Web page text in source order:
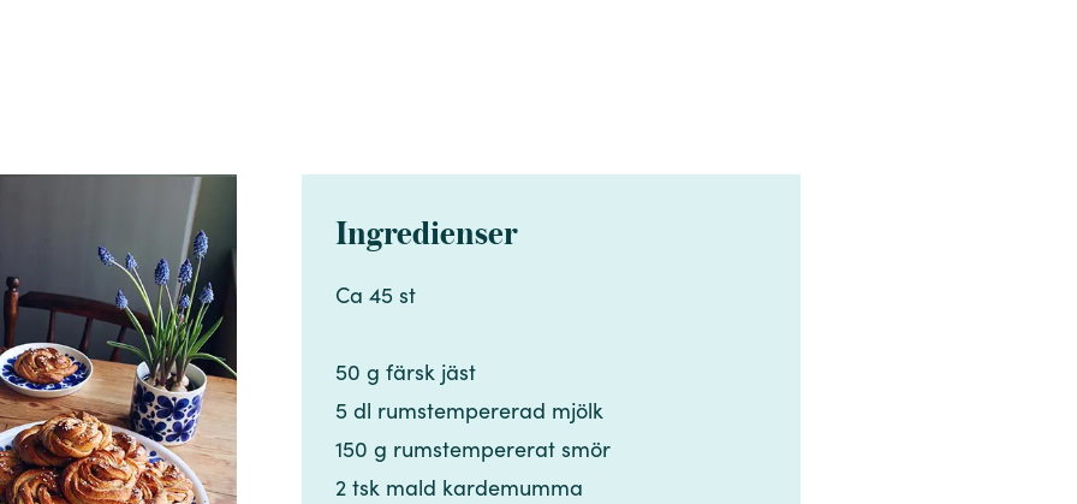
Ingredienser
Ca 45 st​​​​‌ ‍ ​‍​‍‌‍ ‌ ​‍‌‍‍‌‌‍‌ ‌‍‍‌‌‍ ‍​‍​‍​ ‍‍​‍​‍‌ ​ ‌‍​‌‌‍ ‍‌‍‍‌‌ ‌​‌ ‍‌​‍ ‍‌‍‍‌‌‍ ​‍​‍​‍ ​​‍​‍‌‍‍​‌ ​‍‌‍‌‌‌‍‌‍​‍​‍​ ‍‍​‍​‍‌‍‍​‌ ‌​‌ ‌​‌ ​​‌ ​ ​ ‍‍​‍ ​‍ ‌‍​ ‌‍ ‌‌ ​ ​‍ ‍‌‍​ ‌‍‌‌‌ ​‍‌ ‌‍‌‍‌‌‌ ​‍‌‍​‌​‍ ‍‌ ​ ‌‍‌‌​‍ ‌ ​​‌ ​‍‌‍ ‌‍‌​‌ ‌‌‌‍​ ‌ ‌​‌‍‍‌‌‍ ‌‍ ‍​‍ ‌‍‍‌‌‍ ‍‌ ‌​‌‍‌‌‌‍ ‍‌ ‌​​‍ ‌‍‌‌‌‍‌​‌‍‍‌‌ ‌​​‍ ‌‍ ‌‌‍ ‌‍‌​‌‍‌‌​ ‌‌ ​​‌ ​‍‌‍‌‌‌ ​ ‌‍‌‌‌‍ ‍‌ ‌​‌‍​‌‌ ‌​‌‍‍‌‌‍ ‌‍ ‍​ ‍ ‌‍‍‌‌‍‌​​ ‌‌‍​ ​ ‌​‌‍​‍​ ​ ​ ‍‌‌‍‌‍​ ‌ ‌‍​ ​‍ ‌​ ‌‌‌‍​‍​ ‌​​ ​‍​‍ ‌​ ‌​​ ‌‍​ ‌​​ ‌​​‍ ‌​ ‍‌​ ‌‌​ ​​​ ​‌​‍ ‌​ ‌ ‌‍‌​​ ‌‌​ ‌ ​ ‍​​ ​​​ ​‌‌‍‌​‌‍‌‌​ ‌‌​ ‌‍​ ‌‌​ ‍ ‌ ‌​‌ ‍‌‌ ​​‌‍‌‌​ ‌‌ ​​‌‍​‌‌‍‌ ‌‍‌‌​ ‍ ‌ ​​‌‍​‌‌ ‌​‌‍‍​​ ‌‌‍​‍‌‍ ​‌‍ ‌‍​ ‌‍‍ ‌ ​ ​‍‌‌​ ‌‌‌​​‍‌‌ ‌‍‍ ‌‍‌‌‌ ‍‌​‍‌‌​ ​ ‌​‌​​‍‌‌​ ​ ‌​‌​​‍‌‌​ ​‍​ ​‍​ ‌​​ ‌‌​ ‌ ‌‍​‍‌‍​‌​ ‌ ​ ​‍‌‍​ ​‍ ‌​ ‍​‌‍‌‍​ ​ ‌‍​‍​‍ ‌​ ‌​​ ‌‍​ ‌ ​ ​​​‍ ‌​ ‍​​ ​‍‌‍‌​​ ​​​‍ ‌‌‍‌​​ ​​​ ‌‍​ ​‍​ ​​‌‍‌‍‌‍‌‌​ ​​​ ‌‌​ ​ ​ ​ ​ ​‍​‍‌‌​ ​‍​ ​‍​‍‌‌​ ‌‌‌​‌​​‍ ‍‌‍​ ‌‍ ‌‍ ​‌ ‌‌‌‍ ‌‌‍ ‍‌ ​ ​‍‌‌​ ‌‌‌​​‍‌‌ ‌‍‍ ‌‍‌‌‌ ‍‌​‍‌‌​ ​ ‌​‌​​‍‌‌​ ​ ‌​‌​​‍‌‌​ ​‍​ ​‍​ ​ ​ ‌​‌‍​‍​ ​‍​ ​‌​ ​​​ ‌‍‌‍‌‍​ ‍‌​ ‌‌‌‍‌‍‌‍‌​​‍‌‌​ ​‍​ ​‍​‍‌‌​ ‌‌‌​‌​​‍ ‍‌‍‍‌‌ ‌​‌‍‌‌‌‍ ‌‌ ​ ​‍‌‌​ ‌‌‌​​‍​ ​​​‍‌‌​ ‌‌‌​‌​​ ‌‍​‍‌‍​‌‌ ​ ‌‍‌‌‌‌‌‌‌ ​‍‌‍ ​​ ‌‌‍‍​‌ ‌​‌ ‌​‌ ​​‌ ​ ​‍‌‌​ ​ ‌​​‌​‍‌‌​ ​‍‌​‌‍​‍‌‌​ ​‍‌​‌‍‌‍​ ‌‍ ‌‌ ​ ​‍ ‍‌‍​ ‌‍‌‌‌ ​‍‌ ‌‍‌‍‌‌‌ ​‍‌‍​‌​‍ ‍‌ ​ ‌‍‌‌​‍‌‍‌‍‍‌‌‍‌​​ ‌‌‍​ ​ ‌​‌‍​‍​ ​ ​ ‍‌‌‍‌‍​ ‌ ‌‍​ ​‍ ‌​ ‌‌‌‍​‍​ ‌​​ ​‍​‍ ‌​ ‌​​ ‌‍​ ‌​​ ‌​​‍ ‌​ ‍‌​ ‌‌​ ​​​ ​‌​‍ ‌​ ‌ ‌‍‌​​ ‌‌​ ‌ ​ ‍​​ ​​​ ​‌‌‍‌​‌‍‌‌​ ‌‌​ ‌‍​ ‌‌​‍‌‍‌ ‌​‌ ‍‌‌ ​​‌‍‌‌​ ‌‌ ​​‌‍​‌‌‍‌ ‌‍‌‌​‍‌‍‌ ​​‌‍​‌‌ ‌​‌‍‍​​ ‌‌‍​‍‌‍ ​‌‍ ‌‍​ ‌‍‍ ‌ ​ ​‍‌‌​ ‌‌‌​​‍‌‌ ‌‍‍ ‌‍‌‌‌ ‍‌​‍‌‌​ ​ ‌​‌​​‍‌‌​ ​ ‌​‌​​‍‌‌​ ​‍​ ​‍​ ‌​​ ‌‌​ ‌ ‌‍​‍‌‍​‌​ ‌ ​ ​‍‌‍​ ​‍ ‌​ ‍​‌‍‌‍​ ​ ‌‍​‍​‍ ‌​ ‌​​ ‌‍​ ‌ ​ ​​​‍ ‌​ ‍​​ ​‍‌‍‌​​ ​​​‍ ‌‌‍‌​​ ​​​ ‌‍​ ​‍​ ​​‌‍‌‍‌‍‌‌​ ​​​ ‌‌​ ​ ​ ​ ​ ​‍​‍‌‌​ ​‍​ ​‍​‍‌‌​ ‌‌‌​‌​​‍ ‍‌‍​ ‌‍ ‌‍ ​‌ ‌‌‌‍ ‌‌‍ ‍‌ ​ ​‍‌‌​ ‌‌‌​​‍‌‌ ‌‍‍ ‌‍‌‌‌ ‍‌​‍‌‌​ ​ ‌​‌​​‍‌‌​ ​ ‌​‌​​‍‌‌​ ​‍​ ​‍​ ​ ​ ‌​‌‍​‍​ ​‍​ ​‌​ ​​​ ‌‍‌‍‌‍​ ‍‌​ ‌‌‌‍‌‍‌‍‌​​‍‌‌​ ​‍​ ​‍​‍‌‌​ ‌‌‌​‌​​‍ ‍‌‍‍‌‌ ‌​‌‍‌‌‌‍ ‌‌ ​ ​‍‌‌​ ‌‌‌​​‍​ ​​​‍‌‌​ ‌‌‌​‌​​‍‌‍‌ ‌ ‌‍ ‌ ​‍‌‍‍ ‌ ​ ‌ ​​‌‍​‌‌‍​ ‌‍‌‌​ ‌‌ ​​‌ ​‍‌‍ ‌‍‌​‌ ‌‌‌‍​ ‌ ‌​‌‍‍‌‌‍ ‌‍ ‍​‍‌‍‌ ​​‌‍‌‌‌ ​‍‌ ​ ‌ ​​‌‍‌‌‌‍​ ‌ ‌​‌‍‍‌‌ ‌‍‌‍‌‌​ ‌‌ ​​‌ ‌‌‌‍​‍‌‍ ​‌‍‍‌‌ ​ ‌‍‍​‌‍‌‌‌‍‌​​‍​‍‌ ‌
50 g färsk jäst​​​​‌ ‍ ​‍​‍‌‍ ‌ ​‍‌‍‍‌‌‍‌ ‌‍‍‌‌‍ ‍​‍​‍​ ‍‍​‍​‍‌ ​ ‌‍​‌‌‍ ‍‌‍‍‌‌ ‌​‌ ‍‌​‍ ‍‌‍‍‌‌‍ ​‍​‍​‍ ​​‍​‍‌‍‍​‌ ​‍‌‍‌‌‌‍‌‍​‍​‍​ ‍‍​‍​‍‌‍‍​‌ ‌​‌ ‌​‌ ​​‌ ​ ​ ‍‍​‍ ​‍ ‌‍​ ‌‍ ‌‌ ​ ​‍ ‍‌‍​ ‌‍‌‌‌ ​‍‌ ‌‍‌‍‌‌‌ ​‍‌‍​‌​‍ ‍‌ ​ ‌‍‌‌​‍ ‌ ​​‌ ​‍‌‍ ‌‍‌​‌ ‌‌‌‍​ ‌ ‌​‌‍‍‌‌‍ ‌‍ ‍​‍ ‌‍‍‌‌‍ ‍‌ ‌​‌‍‌‌‌‍ ‍‌ ‌​​‍ ‌‍‌‌‌‍‌​‌‍‍‌‌ ‌​​‍ ‌‍ ‌‌‍ ‌‍‌​‌‍‌‌​ ‌‌ ​​‌ ​‍‌‍‌‌‌ ​ ‌‍‌‌‌‍ ‍‌ ‌​‌‍​‌‌ ‌​‌‍‍‌‌‍ ‌‍ ‍​ ‍ ‌‍‍‌‌‍‌​​ ‌‌‍​ ​ ‌​‌‍​‍​ ​ ​ ‍‌‌‍‌‍​ ‌ ‌‍​ ​‍ ‌​ ‌‌‌‍​‍​ ‌​​ ​‍​‍ ‌​ ‌​​ ‌‍​ ‌​​ ‌​​‍ ‌​ ‍‌​ ‌‌​ ​​​ ​‌​‍ ‌​ ‌ ‌‍‌​​ ‌‌​ ‌ ​ ‍​​ ​​​ ​‌‌‍‌​‌‍‌‌​ ‌‌​ ‌‍​ ‌‌​ ‍ ‌ ‌​‌ ‍‌‌ ​​‌‍‌‌​ ‌‌ ​​‌‍​‌‌‍‌ ‌‍‌‌​ ‍ ‌ ​​‌‍​‌‌ ‌​‌‍‍​​ ‌‌‍​‍‌‍ ​‌‍ ‌‍​ ‌‍‍ ‌ ​ ​‍‌‌​ ‌‌‌​​‍‌‌ ‌‍‍ ‌‍‌‌‌ ‍‌​‍‌‌​ ​ ‌​‌​​‍‌‌​ ​ ‌​‌​​‍‌‌​ ​‍​ ​‍​ ‌​​ ‌‌​ ‌ ‌‍​‍‌‍​‌​ ‌ ​ ​‍‌‍​ ​‍ ‌​ ‍​‌‍‌‍​ ​ ‌‍​‍​‍ ‌​ ‌​​ ‌‍​ ‌ ​ ​​​‍ ‌​ ‍​​ ​‍‌‍‌​​ ​​​‍ ‌‌‍‌​​ ​​​ ‌‍​ ​‍​ ​​‌‍‌‍‌‍‌‌​ ​​​ ‌‌​ ​ ​ ​ ​ ​‍​‍‌‌​ ​‍​ ​‍​‍‌‌​ ‌‌‌​‌​​‍ ‍‌‍​ ‌‍ ‌‍ ​‌ ‌‌‌‍ ‌‌‍ ‍‌ ​ ​‍‌‌​ ‌‌‌​​‍‌‌ ‌‍‍ ‌‍‌‌‌ ‍‌​‍‌‌​ ​ ‌​‌​​‍‌‌​ ​ ‌​‌​​‍‌‌​ ​‍​ ​‍​ ​ ​ ‌​‌‍​‍​ ​‍​ ​‌​ ​​​ ‌‍‌‍‌‍​ ‍‌​ ‌‌‌‍‌‍‌‍‌​​‍‌‌​ ​‍​ ​‍​‍‌‌​ ‌‌‌​‌​​‍ ‍‌‍‍‌‌ ‌​‌‍‌‌‌‍ ‌‌ ​ ​‍‌‌​ ‌‌‌​​‍​ ​‍​‍‌‌​ ‌‌‌​‌​​ ‌‍​‍‌‍​‌‌ ​ ‌‍‌‌‌‌‌‌‌ ​‍‌‍ ​​ ‌‌‍‍​‌ ‌​‌ ‌​‌ ​​‌ ​ ​‍‌‌​ ​ ‌​​‌​‍‌‌​ ​‍‌​‌‍​‍‌‌​ ​‍‌​‌‍‌‍​ ‌‍ ‌‌ ​ ​‍ ‍‌‍​ ‌‍‌‌‌ ​‍‌ ‌‍‌‍‌‌‌ ​‍‌‍​‌​‍ ‍‌ ​ ‌‍‌‌​‍‌‍‌‍‍‌‌‍‌​​ ‌‌‍​ ​ ‌​‌‍​‍​ ​ ​ ‍‌‌‍‌‍​ ‌ ‌‍​ ​‍ ‌​ ‌‌‌‍​‍​ ‌​​ ​‍​‍ ‌​ ‌​​ ‌‍​ ‌​​ ‌​​‍ ‌​ ‍‌​ ‌‌​ ​​​ ​‌​‍ ‌​ ‌ ‌‍‌​​ ‌‌​ ‌ ​ ‍​​ ​​​ ​‌‌‍‌​‌‍‌‌​ ‌‌​ ‌‍​ ‌‌​‍‌‍‌ ‌​‌ ‍‌‌ ​​‌‍‌‌​ ‌‌ ​​‌‍​‌‌‍‌ ‌‍‌‌​‍‌‍‌ ​​‌‍​‌‌ ‌​‌‍‍​​ ‌‌‍​‍‌‍ ​‌‍ ‌‍​ ‌‍‍ ‌ ​ ​‍‌‌​ ‌‌‌​​‍‌‌ ‌‍‍ ‌‍‌‌‌ ‍‌​‍‌‌​ ​ ‌​‌​​‍‌‌​ ​ ‌​‌​​‍‌‌​ ​‍​ ​‍​ ‌​​ ‌‌​ ‌ ‌‍​‍‌‍​‌​ ‌ ​ ​‍‌‍​ ​‍ ‌​ ‍​‌‍‌‍​ ​ ‌‍​‍​‍ ‌​ ‌​​ ‌‍​ ‌ ​ ​​​‍ ‌​ ‍​​ ​‍‌‍‌​​ ​​​‍ ‌‌‍‌​​ ​​​ ‌‍​ ​‍​ ​​‌‍‌‍‌‍‌‌​ ​​​ ‌‌​ ​ ​ ​ ​ ​‍​‍‌‌​ ​‍​ ​‍​‍‌‌​ ‌‌‌​‌​​‍ ‍‌‍​ ‌‍ ‌‍ ​‌ ‌‌‌‍ ‌‌‍ ‍‌ ​ ​‍‌‌​ ‌‌‌​​‍‌‌ ‌‍‍ ‌‍‌‌‌ ‍‌​‍‌‌​ ​ ‌​‌​​‍‌‌​ ​ ‌​‌​​‍‌‌​ ​‍​ ​‍​ ​ ​ ‌​‌‍​‍​ ​‍​ ​‌​ ​​​ ‌‍‌‍‌‍​ ‍‌​ ‌‌‌‍‌‍‌‍‌​​‍‌‌​ ​‍​ ​‍​‍‌‌​ ‌‌‌​‌​​‍ ‍‌‍‍‌‌ ‌​‌‍‌‌‌‍ ‌‌ ​ ​‍‌‌​ ‌‌‌​​‍​ ​‍​‍‌‌​ ‌‌‌​‌​​‍‌‍‌ ‌ ‌‍ ‌ ​‍‌‍‍ ‌ ​ ‌ ​​‌‍​‌‌‍​ ‌‍‌‌​ ‌‌ ​​‌ ​‍‌‍ ‌‍‌​‌ ‌‌‌‍​ ‌ ‌​‌‍‍‌‌‍ ‌‍ ‍​‍‌‍‌ ​​‌‍‌‌‌ ​‍‌ ​ ‌ ​​‌‍‌‌‌‍​ ‌ ‌​‌‍‍‌‌ ‌‍‌‍‌‌​ ‌‌ ​​‌ ‌‌‌‍​‍‌‍ ​‌‍‍‌‌ ​ ‌‍‍​‌‍‌‌‌‍‌​​‍​‍‌ ‌
5 dl rumstempererad mjölk​​​​‌ ‍ ​‍​‍‌‍ ‌ ​‍‌‍‍‌‌‍‌ ‌‍‍‌‌‍ ‍​‍​‍​ ‍‍​‍​‍‌ ​ ‌‍​‌‌‍ ‍‌‍‍‌‌ ‌​‌ ‍‌​‍ ‍‌‍‍‌‌‍ ​‍​‍​‍ ​​‍​‍‌‍‍​‌ ​‍‌‍‌‌‌‍‌‍​‍​‍​ ‍‍​‍​‍‌‍‍​‌ ‌​‌ ‌​‌ ​​‌ ​ ​ ‍‍​‍ ​‍ ‌‍​ ‌‍ ‌‌ ​ ​‍ ‍‌‍​ ‌‍‌‌‌ ​‍‌ ‌‍‌‍‌‌‌ ​‍‌‍​‌​‍ ‍‌ ​ ‌‍‌‌​‍ ‌ ​​‌ ​‍‌‍ ‌‍‌​‌ ‌‌‌‍​ ‌ ‌​‌‍‍‌‌‍ ‌‍ ‍​‍ ‌‍‍‌‌‍ ‍‌ ‌​‌‍‌‌‌‍ ‍‌ ‌​​‍ ‌‍‌‌‌‍‌​‌‍‍‌‌ ‌​​‍ ‌‍ ‌‌‍ ‌‍‌​‌‍‌‌​ ‌‌ ​​‌ ​‍‌‍‌‌‌ ​ ‌‍‌‌‌‍ ‍‌ ‌​‌‍​‌‌ ‌​‌‍‍‌‌‍ ‌‍ ‍​ ‍ ‌‍‍‌‌‍‌​​ ‌‌‍​ ​ ‌​‌‍​‍​ ​ ​ ‍‌‌‍‌‍​ ‌ ‌‍​ ​‍ ‌​ ‌‌‌‍​‍​ ‌​​ ​‍​‍ ‌​ ‌​​ ‌‍​ ‌​​ ‌​​‍ ‌​ ‍‌​ ‌‌​ ​​​ ​‌​‍ ‌​ ‌ ‌‍‌​​ ‌‌​ ‌ ​ ‍​​ ​​​ ​‌‌‍‌​‌‍‌‌​ ‌‌​ ‌‍​ ‌‌​ ‍ ‌ ‌​‌ ‍‌‌ ​​‌‍‌‌​ ‌‌ ​​‌‍​‌‌‍‌ ‌‍‌‌​ ‍ ‌ ​​‌‍​‌‌ ‌​‌‍‍​​ ‌‌‍​‍‌‍ ​‌‍ ‌‍​ ‌‍‍ ‌ ​ ​‍‌‌​ ‌‌‌​​‍‌‌ ‌‍‍ ‌‍‌‌‌ ‍‌​‍‌‌​ ​ ‌​‌​​‍‌‌​ ​ ‌​‌​​‍‌‌​ ​‍​ ​‍​ ‌​​ ‌‌​ ‌ ‌‍​‍‌‍​‌​ ‌ ​ ​‍‌‍​ ​‍ ‌​ ‍​‌‍‌‍​ ​ ‌‍​‍​‍ ‌​ ‌​​ ‌‍​ ‌ ​ ​​​‍ ‌​ ‍​​ ​‍‌‍‌​​ ​​​‍ ‌‌‍‌​​ ​​​ ‌‍​ ​‍​ ​​‌‍‌‍‌‍‌‌​ ​​​ ‌‌​ ​ ​ ​ ​ ​‍​‍‌‌​ ​‍​ ​‍​‍‌‌​ ‌‌‌​‌​​‍ ‍‌‍​ ‌‍ ‌‍ ​‌ ‌‌‌‍ ‌‌‍ ‍‌ ​ ​‍‌‌​ ‌‌‌​​‍‌‌ ‌‍‍ ‌‍‌‌‌ ‍‌​‍‌‌​ ​ ‌​‌​​‍‌‌​ ​ ‌​‌​​‍‌‌​ ​‍​ ​‍​ ​ ​ ‌​‌‍​‍​ ​‍​ ​‌​ ​​​ ‌‍‌‍‌‍​ ‍‌​ ‌‌‌‍‌‍‌‍‌​​‍‌‌​ ​‍​ ​‍​‍‌‌​ ‌‌‌​‌​​‍ ‍‌‍‍‌‌ ‌​‌‍‌‌‌‍ ‌‌ ​ ​‍‌‌​ ‌‌‌​​‍​ ​ ​‍‌‌​ ‌‌‌​‌​​ ‌‍​‍‌‍​‌‌ ​ ‌‍‌‌‌‌‌‌‌ ​‍‌‍ ​​ ‌‌‍‍​‌ ‌​‌ ‌​‌ ​​‌ ​ ​‍‌‌​ ​ ‌​​‌​‍‌‌​ ​‍‌​‌‍​‍‌‌​ ​‍‌​‌‍‌‍​ ‌‍ ‌‌ ​ ​‍ ‍‌‍​ ‌‍‌‌‌ ​‍‌ ‌‍‌‍‌‌‌ ​‍‌‍​‌​‍ ‍‌ ​ ‌‍‌‌​‍‌‍‌‍‍‌‌‍‌​​ ‌‌‍​ ​ ‌​‌‍​‍​ ​ ​ ‍‌‌‍‌‍​ ‌ ‌‍​ ​‍ ‌​ ‌‌‌‍​‍​ ‌​​ ​‍​‍ ‌​ ‌​​ ‌‍​ ‌​​ ‌​​‍ ‌​ ‍‌​ ‌‌​ ​​​ ​‌​‍ ‌​ ‌ ‌‍‌​​ ‌‌​ ‌ ​ ‍​​ ​​​ ​‌‌‍‌​‌‍‌‌​ ‌‌​ ‌‍​ ‌‌​‍‌‍‌ ‌​‌ ‍‌‌ ​​‌‍‌‌​ ‌‌ ​​‌‍​‌‌‍‌ ‌‍‌‌​‍‌‍‌ ​​‌‍​‌‌ ‌​‌‍‍​​ ‌‌‍​‍‌‍ ​‌‍ ‌‍​ ‌‍‍ ‌ ​ ​‍‌‌​ ‌‌‌​​‍‌‌ ‌‍‍ ‌‍‌‌‌ ‍‌​‍‌‌​ ​ ‌​‌​​‍‌‌​ ​ ‌​‌​​‍‌‌​ ​‍​ ​‍​ ‌​​ ‌‌​ ‌ ‌‍​‍‌‍​‌​ ‌ ​ ​‍‌‍​ ​‍ ‌​ ‍​‌‍‌‍​ ​ ‌‍​‍​‍ ‌​ ‌​​ ‌‍​ ‌ ​ ​​​‍ ‌​ ‍​​ ​‍‌‍‌​​ ​​​‍ ‌‌‍‌​​ ​​​ ‌‍​ ​‍​ ​​‌‍‌‍‌‍‌‌​ ​​​ ‌‌​ ​ ​ ​ ​ ​‍​‍‌‌​ ​‍​ ​‍​‍‌‌​ ‌‌‌​‌​​‍ ‍‌‍​ ‌‍ ‌‍ ​‌ ‌‌‌‍ ‌‌‍ ‍‌ ​ ​‍‌‌​ ‌‌‌​​‍‌‌ ‌‍‍ ‌‍‌‌‌ ‍‌​‍‌‌​ ​ ‌​‌​​‍‌‌​ ​ ‌​‌​​‍‌‌​ ​‍​ ​‍​ ​ ​ ‌​‌‍​‍​ ​‍​ ​‌​ ​​​ ‌‍‌‍‌‍​ ‍‌​ ‌‌‌‍‌‍‌‍‌​​‍‌‌​ ​‍​ ​‍​‍‌‌​ ‌‌‌​‌​​‍ ‍‌‍‍‌‌ ‌​‌‍‌‌‌‍ ‌‌ ​ ​‍‌‌​ ‌‌‌​​‍​ ​ ​‍‌‌​ ‌‌‌​‌​​‍‌‍‌ ‌ ‌‍ ‌ ​‍‌‍‍ ‌ ​ ‌ ​​‌‍​‌‌‍​ ‌‍‌‌​ ‌‌ ​​‌ ​‍‌‍ ‌‍‌​‌ ‌‌‌‍​ ‌ ‌​‌‍‍‌‌‍ ‌‍ ‍​‍‌‍‌ ​​‌‍‌‌‌ ​‍‌ ​ ‌ ​​‌‍‌‌‌‍​ ‌ ‌​‌‍‍‌‌ ‌‍‌‍‌‌​ ‌‌ ​​‌ ‌‌‌‍​‍‌‍ ​‌‍‍‌‌ ​ ‌‍‍​‌‍‌‌‌‍‌​​‍​‍‌ ‌
150 g rumstempererat smör​​​​‌ ‍ ​‍​‍‌‍ ‌ ​‍‌‍‍‌‌‍‌ ‌‍‍‌‌‍ ‍​‍​‍​ ‍‍​‍​‍‌ ​ ‌‍​‌‌‍ ‍‌‍‍‌‌ ‌​‌ ‍‌​‍ ‍‌‍‍‌‌‍ ​‍​‍​‍ ​​‍​‍‌‍‍​‌ ​‍‌‍‌‌‌‍‌‍​‍​‍​ ‍‍​‍​‍‌‍‍​‌ ‌​‌ ‌​‌ ​​‌ ​ ​ ‍‍​‍ ​‍ ‌‍​ ‌‍ ‌‌ ​ ​‍ ‍‌‍​ ‌‍‌‌‌ ​‍‌ ‌‍‌‍‌‌‌ ​‍‌‍​‌​‍ ‍‌ ​ ‌‍‌‌​‍ ‌ ​​‌ ​‍‌‍ ‌‍‌​‌ ‌‌‌‍​ ‌ ‌​‌‍‍‌‌‍ ‌‍ ‍​‍ ‌‍‍‌‌‍ ‍‌ ‌​‌‍‌‌‌‍ ‍‌ ‌​​‍ ‌‍‌‌‌‍‌​‌‍‍‌‌ ‌​​‍ ‌‍ ‌‌‍ ‌‍‌​‌‍‌‌​ ‌‌ ​​‌ ​‍‌‍‌‌‌ ​ ‌‍‌‌‌‍ ‍‌ ‌​‌‍​‌‌ ‌​‌‍‍‌‌‍ ‌‍ ‍​ ‍ ‌‍‍‌‌‍‌​​ ‌‌‍​ ​ ‌​‌‍​‍​ ​ ​ ‍‌‌‍‌‍​ ‌ ‌‍​ ​‍ ‌​ ‌‌‌‍​‍​ ‌​​ ​‍​‍ ‌​ ‌​​ ‌‍​ ‌​​ ‌​​‍ ‌​ ‍‌​ ‌‌​ ​​​ ​‌​‍ ‌​ ‌ ‌‍‌​​ ‌‌​ ‌ ​ ‍​​ ​​​ ​‌‌‍‌​‌‍‌‌​ ‌‌​ ‌‍​ ‌‌​ ‍ ‌ ‌​‌ ‍‌‌ ​​‌‍‌‌​ ‌‌ ​​‌‍​‌‌‍‌ ‌‍‌‌​ ‍ ‌ ​​‌‍​‌‌ ‌​‌‍‍​​ ‌‌‍​‍‌‍ ​‌‍ ‌‍​ ‌‍‍ ‌ ​ ​‍‌‌​ ‌‌‌​​‍‌‌ ‌‍‍ ‌‍‌‌‌ ‍‌​‍‌‌​ ​ ‌​‌​​‍‌‌​ ​ ‌​‌​​‍‌‌​ ​‍​ ​‍​ ‌​​ ‌‌​ ‌ ‌‍​‍‌‍​‌​ ‌ ​ ​‍‌‍​ ​‍ ‌​ ‍​‌‍‌‍​ ​ ‌‍​‍​‍ ‌​ ‌​​ ‌‍​ ‌ ​ ​​​‍ ‌​ ‍​​ ​‍‌‍‌​​ ​​​‍ ‌‌‍‌​​ ​​​ ‌‍​ ​‍​ ​​‌‍‌‍‌‍‌‌​ ​​​ ‌‌​ ​ ​ ​ ​ ​‍​‍‌‌​ ​‍​ ​‍​‍‌‌​ ‌‌‌​‌​​‍ ‍‌‍​ ‌‍ ‌‍ ​‌ ‌‌‌‍ ‌‌‍ ‍‌ ​ ​‍‌‌​ ‌‌‌​​‍‌‌ ‌‍‍ ‌‍‌‌‌ ‍‌​‍‌‌​ ​ ‌​‌​​‍‌‌​ ​ ‌​‌​​‍‌‌​ ​‍​ ​‍​ ​ ​ ‌​‌‍​‍​ ​‍​ ​‌​ ​​​ ‌‍‌‍‌‍​ ‍‌​ ‌‌‌‍‌‍‌‍‌​​‍‌‌​ ​‍​ ​‍​‍‌‌​ ‌‌‌​‌​​‍ ‍‌‍‍‌‌ ‌​‌‍‌‌‌‍ ‌‌ ​ ​‍‌‌​ ‌‌‌​​‍​ ‌​​‍‌‌​ ‌‌‌​‌​​ ‌‍​‍‌‍​‌‌ ​ ‌‍‌‌‌‌‌‌‌ ​‍‌‍ ​​ ‌‌‍‍​‌ ‌​‌ ‌​‌ ​​‌ ​ ​‍‌‌​ ​ ‌​​‌​‍‌‌​ ​‍‌​‌‍​‍‌‌​ ​‍‌​‌‍‌‍​ ‌‍ ‌‌ ​ ​‍ ‍‌‍​ ‌‍‌‌‌ ​‍‌ ‌‍‌‍‌‌‌ ​‍‌‍​‌​‍ ‍‌ ​ ‌‍‌‌​‍‌‍‌‍‍‌‌‍‌​​ ‌‌‍​ ​ ‌​‌‍​‍​ ​ ​ ‍‌‌‍‌‍​ ‌ ‌‍​ ​‍ ‌​ ‌‌‌‍​‍​ ‌​​ ​‍​‍ ‌​ ‌​​ ‌‍​ ‌​​ ‌​​‍ ‌​ ‍‌​ ‌‌​ ​​​ ​‌​‍ ‌​ ‌ ‌‍‌​​ ‌‌​ ‌ ​ ‍​​ ​​​ ​‌‌‍‌​‌‍‌‌​ ‌‌​ ‌‍​ ‌‌​‍‌‍‌ ‌​‌ ‍‌‌ ​​‌‍‌‌​ ‌‌ ​​‌‍​‌‌‍‌ ‌‍‌‌​‍‌‍‌ ​​‌‍​‌‌ ‌​‌‍‍​​ ‌‌‍​‍‌‍ ​‌‍ ‌‍​ ‌‍‍ ‌ ​ ​‍‌‌​ ‌‌‌​​‍‌‌ ‌‍‍ ‌‍‌‌‌ ‍‌​‍‌‌​ ​ ‌​‌​​‍‌‌​ ​ ‌​‌​​‍‌‌​ ​‍​ ​‍​ ‌​​ ‌‌​ ‌ ‌‍​‍‌‍​‌​ ‌ ​ ​‍‌‍​ ​‍ ‌​ ‍​‌‍‌‍​ ​ ‌‍​‍​‍ ‌​ ‌​​ ‌‍​ ‌ ​ ​​​‍ ‌​ ‍​​ ​‍‌‍‌​​ ​​​‍ ‌‌‍‌​​ ​​​ ‌‍​ ​‍​ ​​‌‍‌‍‌‍‌‌​ ​​​ ‌‌​ ​ ​ ​ ​ ​‍​‍‌‌​ ​‍​ ​‍​‍‌‌​ ‌‌‌​‌​​‍ ‍‌‍​ ‌‍ ‌‍ ​‌ ‌‌‌‍ ‌‌‍ ‍‌ ​ ​‍‌‌​ ‌‌‌​​‍‌‌ ‌‍‍ ‌‍‌‌‌ ‍‌​‍‌‌​ ​ ‌​‌​​‍‌‌​ ​ ‌​‌​​‍‌‌​ ​‍​ ​‍​ ​ ​ ‌​‌‍​‍​ ​‍​ ​‌​ ​​​ ‌‍‌‍‌‍​ ‍‌​ ‌‌‌‍‌‍‌‍‌​​‍‌‌​ ​‍​ ​‍​‍‌‌​ ‌‌‌​‌​​‍ ‍‌‍‍‌‌ ‌​‌‍‌‌‌‍ ‌‌ ​ ​‍‌‌​ ‌‌‌​​‍​ ‌​​‍‌‌​ ‌‌‌​‌​​‍‌‍‌ ‌ ‌‍ ‌ ​‍‌‍‍ ‌ ​ ‌ ​​‌‍​‌‌‍​ ‌‍‌‌​ ‌‌ ​​‌ ​‍‌‍ ‌‍‌​‌ ‌‌‌‍​ ‌ ‌​‌‍‍‌‌‍ ‌‍ ‍​‍‌‍‌ ​​‌‍‌‌‌ ​‍‌ ​ ‌ ​​‌‍‌‌‌‍​ ‌ ‌​‌‍‍‌‌ ‌‍‌‍‌‌​ ‌‌ ​​‌ ‌‌‌‍​‍‌‍ ​‌‍‍‌‌ ​ ‌‍‍​‌‍‌‌‌‍‌​​‍​‍‌ ‌
2 tsk mald kardemumma​​​​‌ ‍ ​‍​‍‌‍ ‌ ​‍‌‍‍‌‌‍‌ ‌‍‍‌‌‍ ‍​‍​‍​ ‍‍​‍​‍‌ ​ ‌‍​‌‌‍ ‍‌‍‍‌‌ ‌​‌ ‍‌​‍ ‍‌‍‍‌‌‍ ​‍​‍​‍ ​​‍​‍‌‍‍​‌ ​‍‌‍‌‌‌‍‌‍​‍​‍​ ‍‍​‍​‍‌‍‍​‌ ‌​‌ ‌​‌ ​​‌ ​ ​ ‍‍​‍ ​‍ ‌‍​ ‌‍ ‌‌ ​ ​‍ ‍‌‍​ ‌‍‌‌‌ ​‍‌ ‌‍‌‍‌‌‌ ​‍‌‍​‌​‍ ‍‌ ​ ‌‍‌‌​‍ ‌ ​​‌ ​‍‌‍ ‌‍‌​‌ ‌‌‌‍​ ‌ ‌​‌‍‍‌‌‍ ‌‍ ‍​‍ ‌‍‍‌‌‍ ‍‌ ‌​‌‍‌‌‌‍ ‍‌ ‌​​‍ ‌‍‌‌‌‍‌​‌‍‍‌‌ ‌​​‍ ‌‍ ‌‌‍ ‌‍‌​‌‍‌‌​ ‌‌ ​​‌ ​‍‌‍‌‌‌ ​ ‌‍‌‌‌‍ ‍‌ ‌​‌‍​‌‌ ‌​‌‍‍‌‌‍ ‌‍ ‍​ ‍ ‌‍‍‌‌‍‌​​ ‌‌‍​ ​ ‌​‌‍​‍​ ​ ​ ‍‌‌‍‌‍​ ‌ ‌‍​ ​‍ ‌​ ‌‌‌‍​‍​ ‌​​ ​‍​‍ ‌​ ‌​​ ‌‍​ ‌​​ ‌​​‍ ‌​ ‍‌​ ‌‌​ ​​​ ​‌​‍ ‌​ ‌ ‌‍‌​​ ‌‌​ ‌ ​ ‍​​ ​​​ ​‌‌‍‌​‌‍‌‌​ ‌‌​ ‌‍​ ‌‌​ ‍ ‌ ‌​‌ ‍‌‌ ​​‌‍‌‌​ ‌‌ ​​‌‍​‌‌‍‌ ‌‍‌‌​ ‍ ‌ ​​‌‍​‌‌ ‌​‌‍‍​​ ‌‌‍​‍‌‍ ​‌‍ ‌‍​ ‌‍‍ ‌ ​ ​‍‌‌​ ‌‌‌​​‍‌‌ ‌‍‍ ‌‍‌‌‌ ‍‌​‍‌‌​ ​ ‌​‌​​‍‌‌​ ​ ‌​‌​​‍‌‌​ ​‍​ ​‍​ ‌​​ ‌‌​ ‌ ‌‍​‍‌‍​‌​ ‌ ​ ​‍‌‍​ ​‍ ‌​ ‍​‌‍‌‍​ ​ ‌‍​‍​‍ ‌​ ‌​​ ‌‍​ ‌ ​ ​​​‍ ‌​ ‍​​ ​‍‌‍‌​​ ​​​‍ ‌‌‍‌​​ ​​​ ‌‍​ ​‍​ ​​‌‍‌‍‌‍‌‌​ ​​​ ‌‌​ ​ ​ ​ ​ ​‍​‍‌‌​ ​‍​ ​‍​‍‌‌​ ‌‌‌​‌​​‍ ‍‌‍​ ‌‍ ‌‍ ​‌ ‌‌‌‍ ‌‌‍ ‍‌ ​ ​‍‌‌​ ‌‌‌​​‍‌‌ ‌‍‍ ‌‍‌‌‌ ‍‌​‍‌‌​ ​ ‌​‌​​‍‌‌​ ​ ‌​‌​​‍‌‌​ ​‍​ ​‍​ ​ ​ ‌​‌‍​‍​ ​‍​ ​‌​ ​​​ ‌‍‌‍‌‍​ ‍‌​ ‌‌‌‍‌‍‌‍‌​​‍‌‌​ ​‍​ ​‍​‍‌‌​ ‌‌‌​‌​​‍ ‍‌‍‍‌‌ ‌​‌‍‌‌‌‍ ‌‌ ​ ​‍‌‌​ ‌‌‌​​‍​ ‌‌​‍‌‌​ ‌‌‌​‌​​ ‌‍​‍‌‍​‌‌ ​ ‌‍‌‌‌‌‌‌‌ ​‍‌‍ ​​ ‌‌‍‍​‌ ‌​‌ ‌​‌ ​​‌ ​ ​‍‌‌​ ​ ‌​​‌​‍‌‌​ ​‍‌​‌‍​‍‌‌​ ​‍‌​‌‍‌‍​ ‌‍ ‌‌ ​ ​‍ ‍‌‍​ ‌‍‌‌‌ ​‍‌ ‌‍‌‍‌‌‌ ​‍‌‍​‌​‍ ‍‌ ​ ‌‍‌‌​‍‌‍‌‍‍‌‌‍‌​​ ‌‌‍​ ​ ‌​‌‍​‍​ ​ ​ ‍‌‌‍‌‍​ ‌ ‌‍​ ​‍ ‌​ ‌‌‌‍​‍​ ‌​​ ​‍​‍ ‌​ ‌​​ ‌‍​ ‌​​ ‌​​‍ ‌​ ‍‌​ ‌‌​ ​​​ ​‌​‍ ‌​ ‌ ‌‍‌​​ ‌‌​ ‌ ​ ‍​​ ​​​ ​‌‌‍‌​‌‍‌‌​ ‌‌​ ‌‍​ ‌‌​‍‌‍‌ ‌​‌ ‍‌‌ ​​‌‍‌‌​ ‌‌ ​​‌‍​‌‌‍‌ ‌‍‌‌​‍‌‍‌ ​​‌‍​‌‌ ‌​‌‍‍​​ ‌‌‍​‍‌‍ ​‌‍ ‌‍​ ‌‍‍ ‌ ​ ​‍‌‌​ ‌‌‌​​‍‌‌ ‌‍‍ ‌‍‌‌‌ ‍‌​‍‌‌​ ​ ‌​‌​​‍‌‌​ ​ ‌​‌​​‍‌‌​ ​‍​ ​‍​ ‌​​ ‌‌​ ‌ ‌‍​‍‌‍​‌​ ‌ ​ ​‍‌‍​ ​‍ ‌​ ‍​‌‍‌‍​ ​ ‌‍​‍​‍ ‌​ ‌​​ ‌‍​ ‌ ​ ​​​‍ ‌​ ‍​​ ​‍‌‍‌​​ ​​​‍ ‌‌‍‌​​ ​​​ ‌‍​ ​‍​ ​​‌‍‌‍‌‍‌‌​ ​​​ ‌‌​ ​ ​ ​ ​ ​‍​‍‌‌​ ​‍​ ​‍​‍‌‌​ ‌‌‌​‌​​‍ ‍‌‍​ ‌‍ ‌‍ ​‌ ‌‌‌‍ ‌‌‍ ‍‌ ​ ​‍‌‌​ ‌‌‌​​‍‌‌ ‌‍‍ ‌‍‌‌‌ ‍‌​‍‌‌​ ​ ‌​‌​​‍‌‌​ ​ ‌​‌​​‍‌‌​ ​‍​ ​‍​ ​ ​ ‌​‌‍​‍​ ​‍​ ​‌​ ​​​ ‌‍‌‍‌‍​ ‍‌​ ‌‌‌‍‌‍‌‍‌​​‍‌‌​ ​‍​ ​‍​‍‌‌​ ‌‌‌​‌​​‍ ‍‌‍‍‌‌ ‌​‌‍‌‌‌‍ ‌‌ ​ ​‍‌‌​ ‌‌‌​​‍​ ‌‌​‍‌‌​ ‌‌‌​‌​​‍‌‍‌ ‌ ‌‍ ‌ ​‍‌‍‍ ‌ ​ ‌ ​​‌‍​‌‌‍​ ‌‍‌‌​ ‌‌ ​​‌ ​‍‌‍ ‌‍‌​‌ ‌‌‌‍​ ‌ ‌​‌‍‍‌‌‍ ‌‍ ‍​‍‌‍‌ ​​‌‍‌‌‌ ​‍‌ ​ ‌ ​​‌‍‌‌‌‍​ ‌ ‌​‌‍‍‌‌ ‌‍‌‍‌‌​ ‌‌ ​​‌ ‌‌‌‍​‍‌‍ ​‌‍‍‌‌ ​ ‌‍‍​‌‍‌‌‌‍‌​​‍​‍‌ ‌